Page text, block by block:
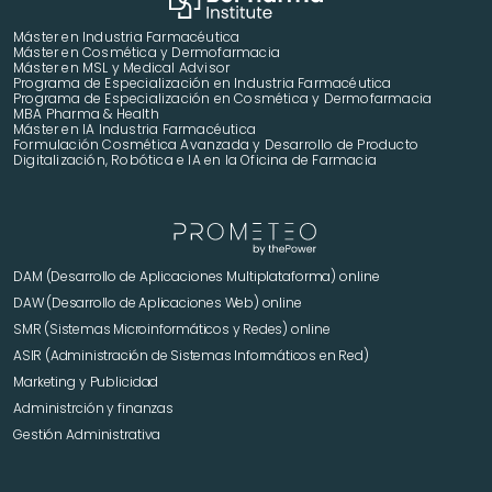
Máster en Industria Farmacéutica
Máster en Cosmética y Dermofarmacia
Máster en MSL y Medical Advisor
Programa de Especialización en Industria Farmacéutica
Programa de Especialización en Cosmética y Dermofarmacia
MBA Pharma & Health
Máster en IA Industria Farmacéutica
Formulación Cosmética Avanzada y Desarrollo de Producto
Digitalización, Robótica e IA en la Oficina de Farmacia
DAM (Desarrollo de Aplicaciones Multiplataforma) online
DAW (Desarrollo de Aplicaciones Web) online
SMR (Sistemas Microinformáticos y Redes) online
ASIR (Administración de Sistemas Informáticos en Red)
Marketing y Publicidad
Administrción y finanzas
Gestión Administrativa